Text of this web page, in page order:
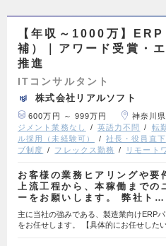
【年収～1000万】
補）｜アワード受賞・
推進
ITコンサルタント
株式会社リアルソフト
600万円 ～ 999万円 神奈川県
ジメント業務なし
英語力不問 転
ル採用（未経験可）
社長・役員直下
ブ制度
フレックス勤務 リモート
お客様の業務ヒアリングや要
上流工程から、本稼働までの
ーをお願いします。 弊社ト…
主に当社の強みである、製造業向けERP
をお任せします。 【具体的にお任せした